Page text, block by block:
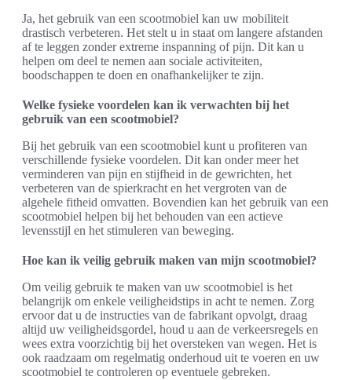
Ja, het gebruik van een scootmobiel kan uw mobiliteit
drastisch verbeteren. Het stelt u in staat om langere afstanden
af te leggen zonder extreme inspanning of pijn. Dit kan u
helpen om deel te nemen aan sociale activiteiten,
boodschappen te doen en onafhankelijker te zijn.
Welke fysieke voordelen kan ik verwachten bij het
gebruik van een scootmobiel?
Bij het gebruik van een scootmobiel kunt u profiteren van
verschillende fysieke voordelen. Dit kan onder meer het
verminderen van pijn en stijfheid in de gewrichten, het
verbeteren van de spierkracht en het vergroten van de
algehele fitheid omvatten. Bovendien kan het gebruik van een
scootmobiel helpen bij het behouden van een actieve
levensstijl en het stimuleren van beweging.
Hoe kan ik veilig gebruik maken van mijn scootmobiel?
Om veilig gebruik te maken van uw scootmobiel is het
belangrijk om enkele veiligheidstips in acht te nemen. Zorg
ervoor dat u de instructies van de fabrikant opvolgt, draag
altijd uw veiligheidsgordel, houd u aan de verkeersregels en
wees extra voorzichtig bij het oversteken van wegen. Het is
ook raadzaam om regelmatig onderhoud uit te voeren en uw
scootmobiel te controleren op eventuele gebreken.